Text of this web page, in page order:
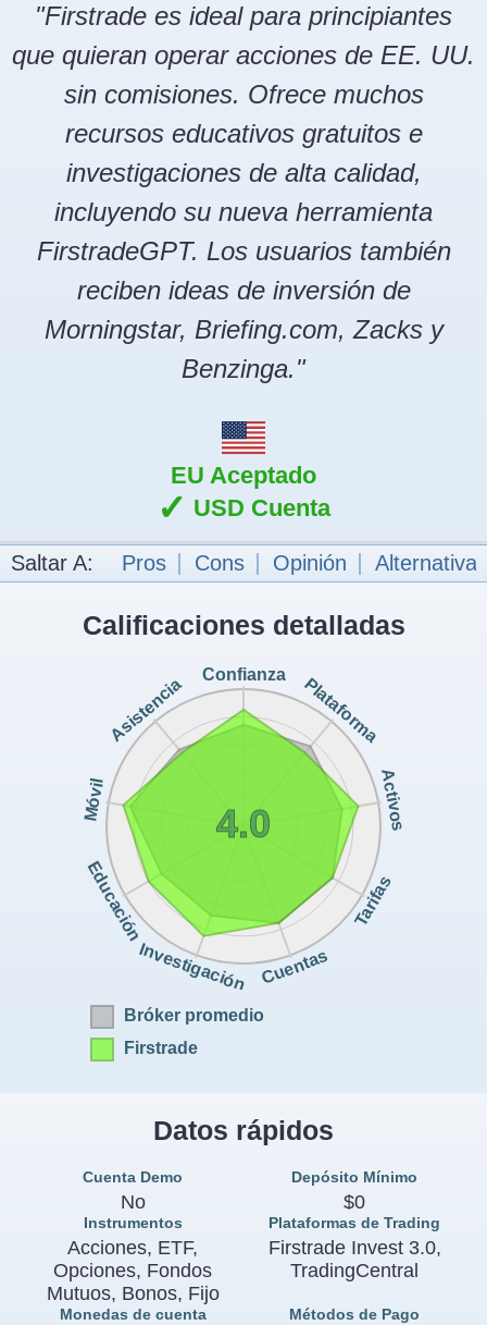
"Firstrade es ideal para principiantes
que quieran operar acciones de EE. UU.
sin comisiones. Ofrece muchos
recursos educativos gratuitos e
investigaciones de alta calidad,
incluyendo su nueva herramienta
FirstradeGPT. Los usuarios también
reciben ideas de inversión de
Morningstar, Briefing.com, Zacks y
Benzinga."
EU Aceptado
✓ USD Cuenta
Saltar A: Pros Cons Opinión Alternativas
Calificaciones detalladas
Bróker promedio
Firstrade
Confianza Plataforma
Activos
Tarifas
Cuentas
Investigación
Educación
Móvil
Asistencia
4.0
Datos rápidos
Cuenta Demo
No
Depósito Mínimo
$0
Instrumentos
Acciones, ETF,
Opciones, Fondos
Mutuos, Bonos, Fijo
Plataformas de Trading
Firstrade Invest 3.0,
TradingCentral
Monedas de cuenta Métodos de Pago